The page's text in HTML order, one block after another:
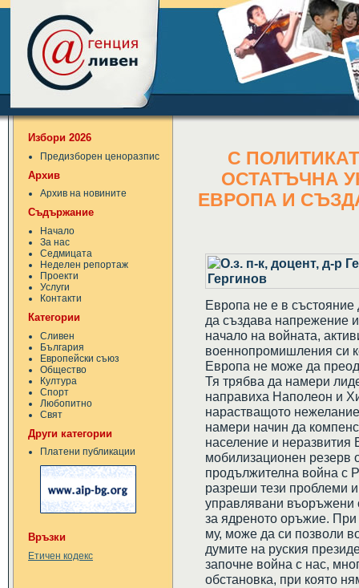
Избори 2026
Предизборен ценоразпис
Архив
Архив на новините
Съдържание
Начало
За нас
Седмицата
Неделен репортаж
Проекти
Услуги
Контакти
Категории
Сливен
България
Европейски съюз
Общество
Култура
Спорт
Любопитно
Свят
Други категории
Платени публикации
Връзки
Етичен кодекс
С
ОСТАТЪЧНА
ЕВРОПА И
Европа не е в
да създава напрежение
начало на войната,
военнопромишления си
Европа не може да
Тя трябва да намери
направиха Наполеон и
нарастващото
намери начин да
население и неразвития
мобилизационен резерв
продължителна война с
разреши тези проблеми
управлявани въоръжени
за ядреното оръжие. При
му, може да си позволи
думите на руския
започне война с нас,
обстановка, при която